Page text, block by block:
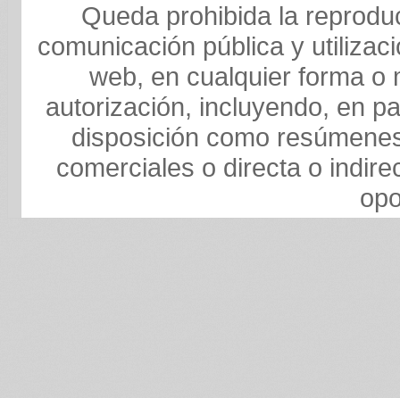
Queda prohibida la
comunicación pública y
web, en cualquier forma o
autorización, incluyendo, en
disposición como
comerciales o directa o